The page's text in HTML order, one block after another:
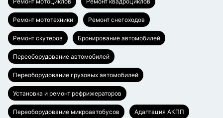
Ремонт мототехники Ремонт снегоходов
Ремонт скутеров Бронирование автомобилей
Переоборудование автомобилей
Переоборудование грузовых автомобилей
Установка и ремонт рефрижераторов
Переоборудование микроавтобусов Адаптация АКПП